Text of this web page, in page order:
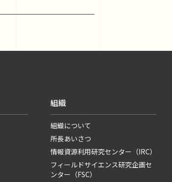
組織
組織について
所長あいさつ
情報資源利用研究センター（IRC）
フィールドサイエンス研究企画セ
ンター（FSC）